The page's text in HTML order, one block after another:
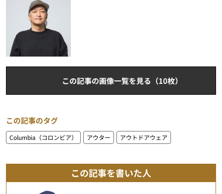
この記事の画像一覧を見る（10枚）
この記事のタグ
Columbia（コロンビア） アウター アウトドアウェア
この記事を書いた人